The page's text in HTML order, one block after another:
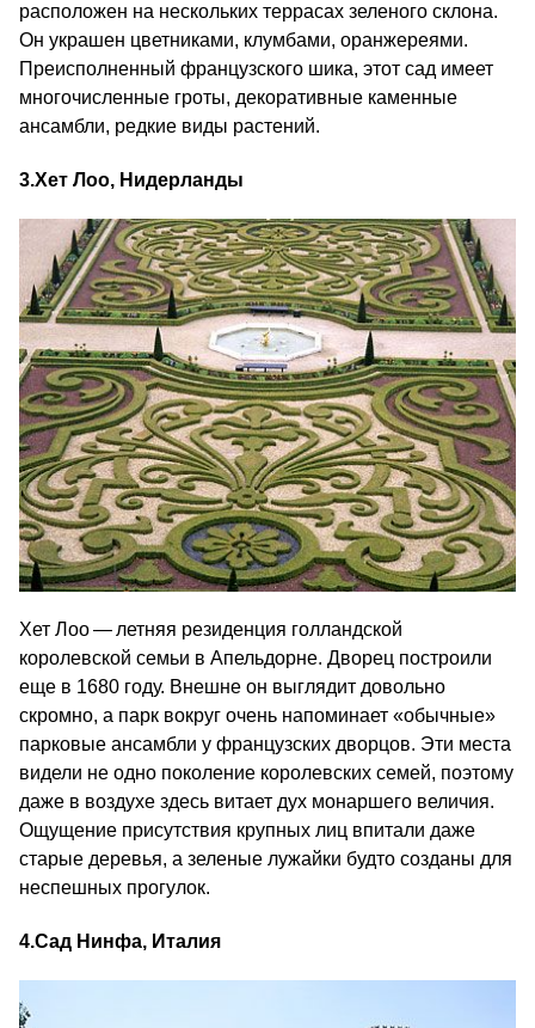
расположен на нескольких террасах зеленого склона.
Он украшен цветниками, клумбами, оранжереями.
Преисполненный французского шика, этот сад имеет
многочисленные гроты, декоративные каменные
ансамбли, редкие виды растений.
3.Хет Лоо, Нидерланды
Хет Лоо — летняя резиденция голландской
королевской семьи в Апельдорне. Дворец построили
еще в 1680 году. Внешне он выглядит довольно
скромно, а парк вокруг очень напоминает «обычные»
парковые ансамбли у французских дворцов. Эти места
видели не одно поколение королевских семей, поэтому
даже в воздухе здесь витает дух монаршего величия.
Ощущение присутствия крупных лиц впитали даже
старые деревья, а зеленые лужайки будто созданы для
неспешных прогулок.
4.Сад Нинфа, Италия